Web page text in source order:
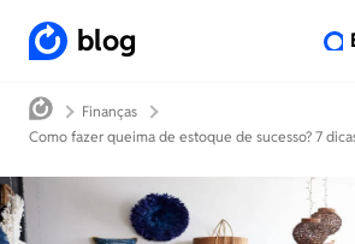
blog
Finanças
Como fazer queima de estoque de sucesso? 7